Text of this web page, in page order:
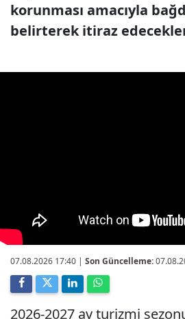
korunması amacıyla
belirterek itiraz
07.08.2026 17:40 | Son Güncelleme:
2026-2027 av turizmi